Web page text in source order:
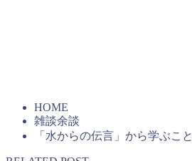
HOME
雑談余談
「水からの伝言」から学ぶこと